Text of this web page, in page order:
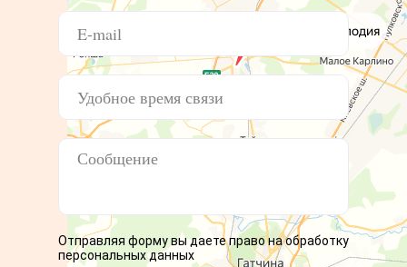
Отправляя форму вы даете право на обработку
персональных данных